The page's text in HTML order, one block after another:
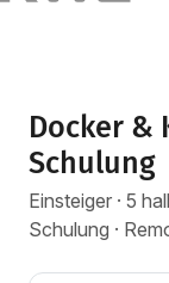
Docker &
Schulung
Einsteiger · 5
Schulung ·